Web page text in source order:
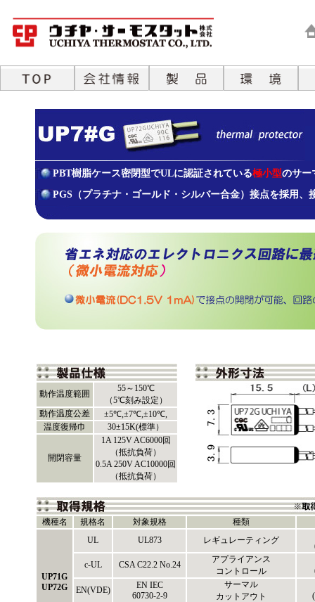
PBT樹脂ケース密閉型でULに認証されている極小型のサー
PGS（プラチナ・ゴールド・シルバー合金）接点を採用、
動作温度範囲
55～150℃
（5℃刻み設定）
動作温度公差
±5℃,±7℃,±10℃,
温度復帰巾
30±15K(標準）
開閉容量
1A 125V AC6000回
（抵抗負荷）
0.5A 250V AC10000回
（抵抗負荷）
機種名 規格名 対象規格 種類
UP71G
UP72G
UL UL873 レギュレーティング
c-UL
CSA C22.2 No.24
アプライアンス
コントロール
EN(VDE)
EN IEC
60730-2-9
サーマル
カットアウト